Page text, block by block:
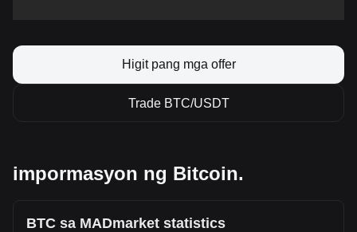
Higit pang mga offer
Trade BTC/USDT
impormasyon ng Bitcoin.
BTC sa MADmarket statistics